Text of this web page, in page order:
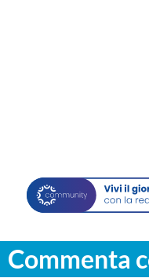
Commenta